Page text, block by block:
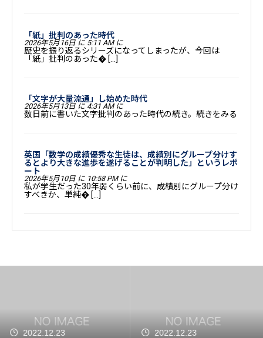
「紙」批判のあった時代
2026年5月16日 に 5:11 AM に
歴史を振り返るシリーズになってしまったが、今回は
「紙」批判のあった� […]
「文字が大量流通」し始めた時代
2026年5月13日 に 4:31 AM に
数日前に書いた文字批判のあった時代の続き。続きをみる
英国「数学の成績優秀な生徒は、成績別にグループ分けす
るとより大きな進歩を遂げることが判明した」というレポ
ート
2026年5月10日 に 10:58 PM に
私が学生だった30年弱くらい前に、成績別にグループ分け
すべきか、単純� […]